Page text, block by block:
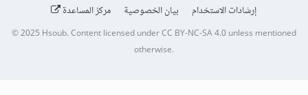
إرشادات الاستخدام
بيان الخصوصية مركز المساعدة
© 2025Hsoub.Content licensed underCC BY-NC-SA 4.0unless mentioned
otherwise.